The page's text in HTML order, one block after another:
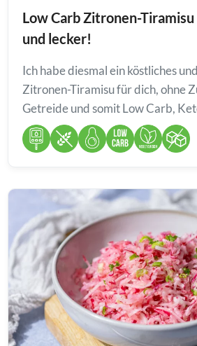
Low Carb Zitronen-
und lecker!
Ich habe diesmal ein köstliches
Zitronen-Tiramisu für dich, ohne
Getreide und somit Low Carb,